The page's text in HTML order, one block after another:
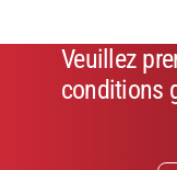
Veuillez
conditions